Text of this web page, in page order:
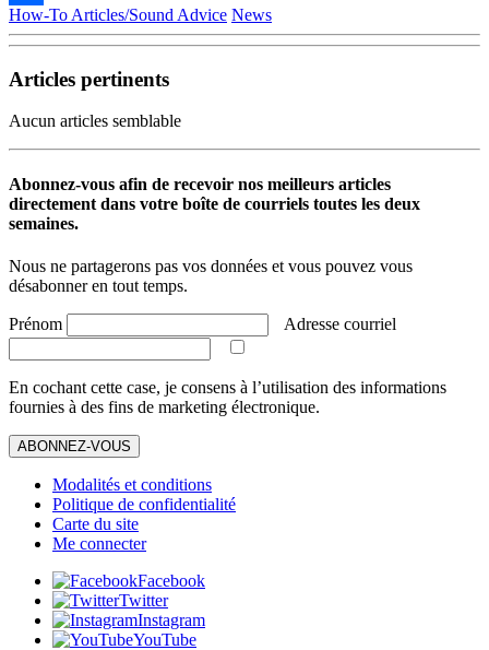
Partager
How-To Articles/Sound Advice News
Articles pertinents
Aucun articles semblable
Abonnez-vous afin de recevoir nos meilleurs articles
directement dans votre boîte de courriels toutes les deux
semaines.
Nous ne partagerons pas vos données et vous pouvez vous
désabonner en tout temps.
Prénom Adresse courriel
En cochant cette case, je consens à l’utilisation des informations
fournies à des fins de marketing électronique.
ABONNEZ-VOUS
Modalités et conditions
Politique de confidentialité
Carte du site
Me connecter
Facebook
Twitter
Instagram
YouTube